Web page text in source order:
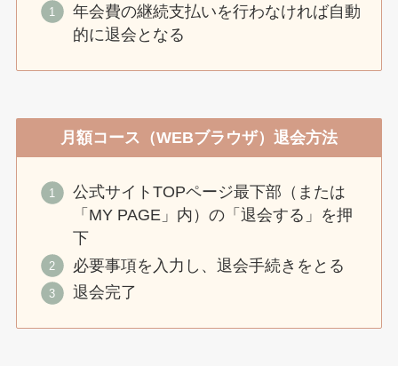
年会費の継続支払いを行わなければ自動
的に退会となる
月額コース（WEBブラウザ）退会方法
公式サイトTOPページ最下部（または
「MY PAGE」内）の「退会する」を押
下
必要事項を入力し、退会手続きをとる
退会完了